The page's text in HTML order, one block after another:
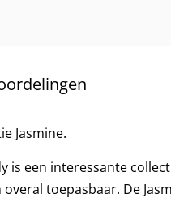
Jasmine.
is een interessante
toepasbaar. De